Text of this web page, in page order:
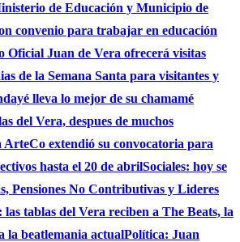
de Educación y Municipio de
convenio para trabajar en educación
Oficial Juan de Vera ofrecerá visitas
de la Semana Santa para visitantes y
lleva lo mejor de su chamamé
del Vera, despues de muchos
extendió su convocatoria para
hasta el 20 de abrilSociales: hoy se
Pensiones No Contributivas y Lideres
tablas del Vera reciben a The Beats, la
la beatlemania actualPolítica: Juan